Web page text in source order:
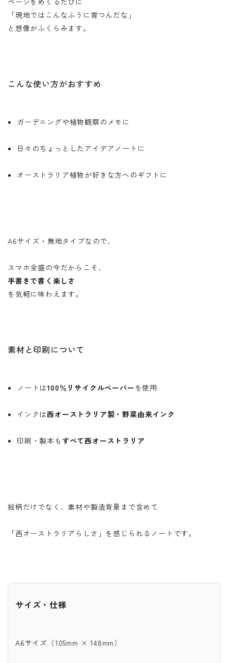
「現地ではこんなふうに育つんだな」
と想像がふくらみます。
こんな使い方がおすすめ
ガーデニングや植物観察のメモに
日々のちょっとしたアイデアノートに
オーストラリア植物が好きな方へのギフトに
A6サイズ・無地タイプなので、
スマホ全盛の今だからこそ、
手書きで書く楽しさ
を気軽に味わえます。
素材と印刷について
ノートは100％リサイクルペーパーを使用
インクは西オーストラリア製・野菜由来インク
印刷・製本も すべて西オーストラリア
絵柄だけでなく、素材や製造背景まで含めて
「西オーストラリアらしさ」を感じられるノートです。
サイズ・仕様
A6サイズ（105mm × 148mm）